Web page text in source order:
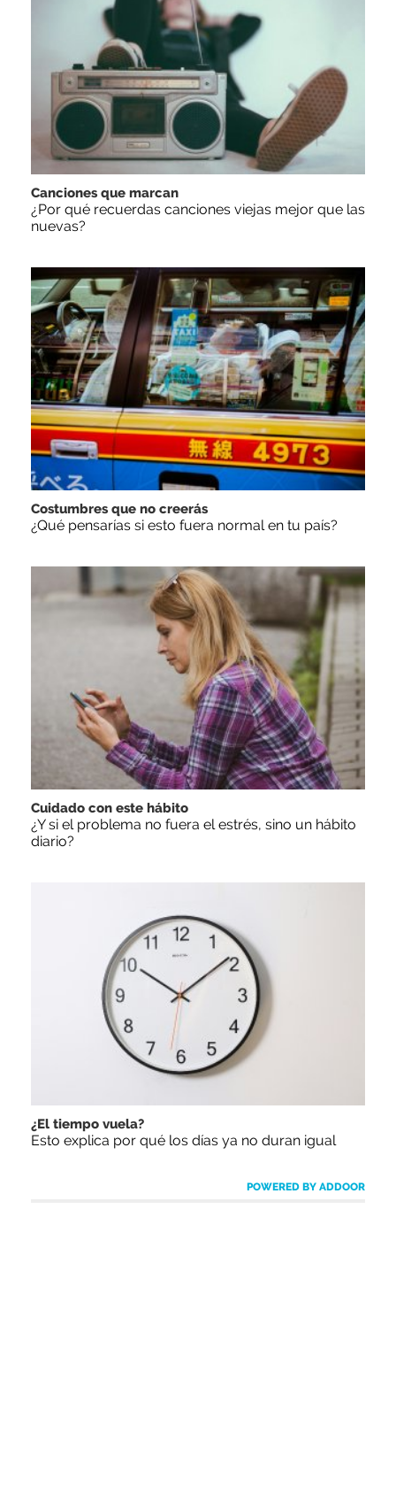
Canciones que marcan
¿Por qué recuerdas canciones viejas mejor que las
nuevas?
Costumbres que no creerás
¿Qué pensarías si esto fuera normal en tu país?
Cuidado con este hábito
¿Y si el problema no fuera el estrés, sino un hábito
diario?
¿El tiempo vuela?
Esto explica por qué los días ya no duran igual
POWERED BY ADDOOR